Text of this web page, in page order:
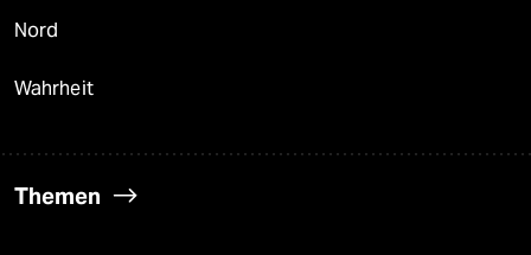
Nord
Wahrheit
Themen